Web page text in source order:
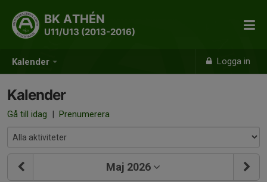
Kalender Logga in
BK ATHÉN
U11/U13 (2013-2016)
Kalender
Gå till idag | Prenumerera
Maj 2026